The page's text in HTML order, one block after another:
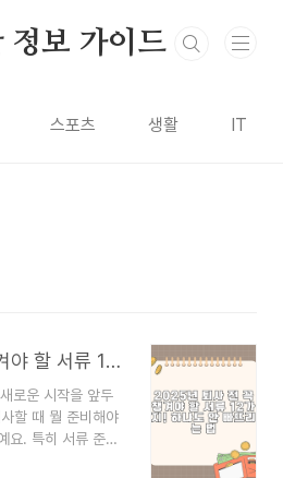
보 가이드
스포츠 생활 IT
2025년 퇴사 전 꼭 챙겨야 할 서류 12가지! 하나도 안 빠뜨리는 법
로운 시작을 앞두
할 때 뭘 준비해야
요. 특히 서류 준비
때 못 받으면 엄청